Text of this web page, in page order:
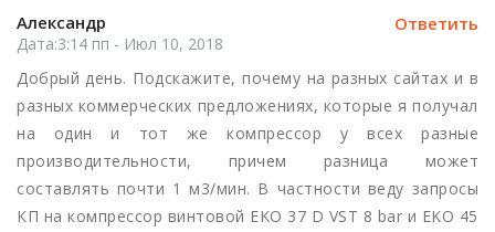
Ответить
Александр
Дата:3:14 пп - Июл 10, 2018
Добрый день. Подскажите, почему на разных сайтах и в
разных коммерческих предложениях, которые я получал
на один и тот же компрессор у всех разные
производительности, причем разница может
составлять почти 1 м3/мин. В частности веду запросы
КП на компрессор винтовой EKO 37 D VST 8 bar и EKO 45